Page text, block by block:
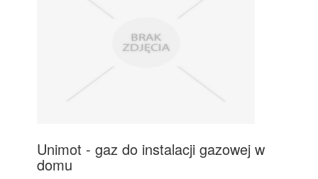
Unimot - gaz do instalacji gazowej w
domu